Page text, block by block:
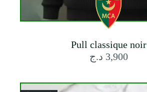
Pull classique noir
3,900 د.ج